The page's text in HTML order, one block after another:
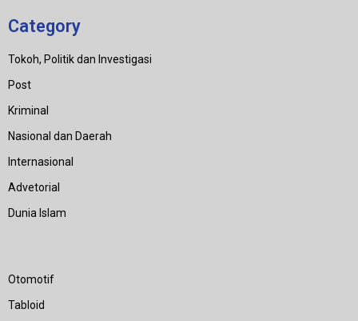
Category
Tokoh, Politik dan Investigasi
Post
Kriminal
Nasional dan Daerah
Internasional
Advetorial
Dunia Islam
Otomotif
Tabloid